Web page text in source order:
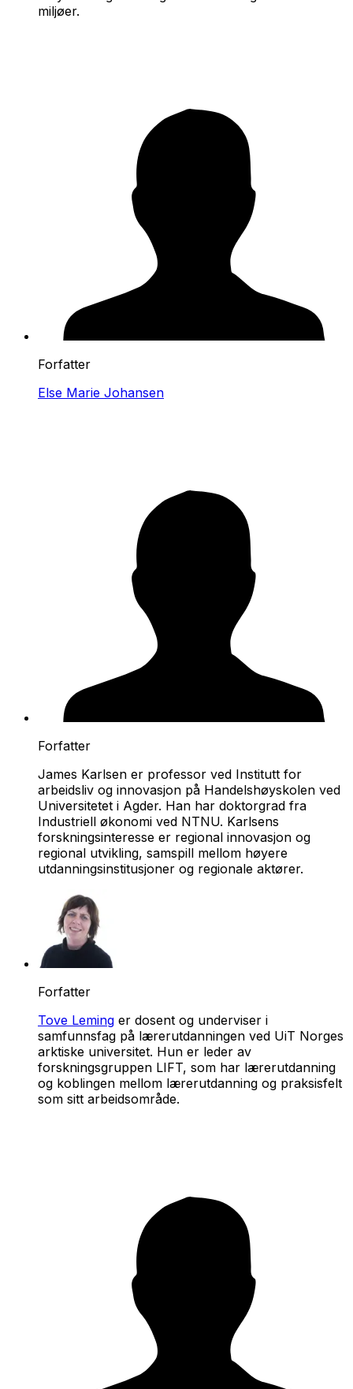
miljøer.
Forfatter
Else Marie Johansen
Forfatter
James Karlsen er professor ved Institutt for
arbeidsliv og innovasjon på Handelshøyskolen ved
Universitetet i Agder. Han har doktorgrad fra
Industriell økonomi ved NTNU. Karlsens
forskningsinteresse er regional innovasjon og
regional utvikling, samspill mellom høyere
utdanningsinstitusjoner og regionale aktører.
Forfatter
Tove Leming er dosent og underviser i
samfunnsfag på lærerutdanningen ved UiT Norges
arktiske universitet. Hun er leder av
forskningsgruppen LIFT, som har lærerutdanning
og koblingen mellom lærerutdanning og praksisfelt
som sitt arbeidsområde.